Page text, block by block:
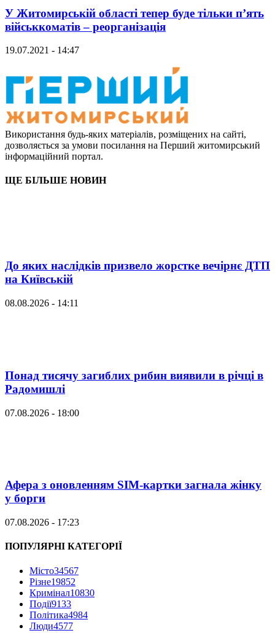
У Житомирській області тепер буде тільки п’ять
військкоматів – реорганізація
19.07.2021 - 14:47
Використання будь-яких матеріалів, розміщених на сайті,
дозволяється за умови посилання на Перший житомирський
інформаційний портал.
ЩЕ БІЛЬШЕ НОВИН
До яких наслідків призвело жорстке вечірнє ДТП
на Київській
08.08.2026 - 14:11
Понад тисячу загиблих рибин виявили в річці в
Радомишлі
07.08.2026 - 18:00
Афера з оновленням SIM-картки загнала жінку
у борги
07.08.2026 - 17:23
ПОПУЛЯРНІ КАТЕГОРІЇ
Місто34567
Різне19852
Кримінал10830
Події9133
Політика4984
Люди4577